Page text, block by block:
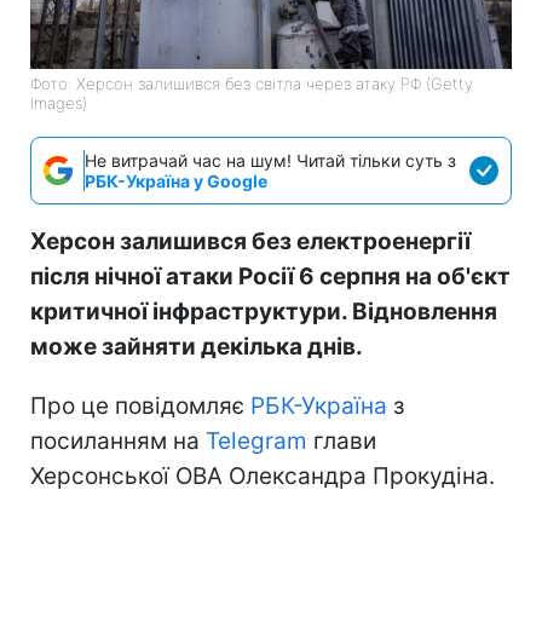
Фото: Херсон залишився без світла через атаку РФ (Getty
Images)
Не витрачай час на шум! Читай тільки суть з
РБК-Україна у Google
Херсон залишився без електроенергії
після нічної атаки Росії 6 серпня на об'єкт
критичної інфраструктури. Відновлення
може зайняти декілька днів.
Про це повідомляє РБК-Україна з
посиланням на Telegram глави
Херсонської ОВА Олександра Прокудіна.